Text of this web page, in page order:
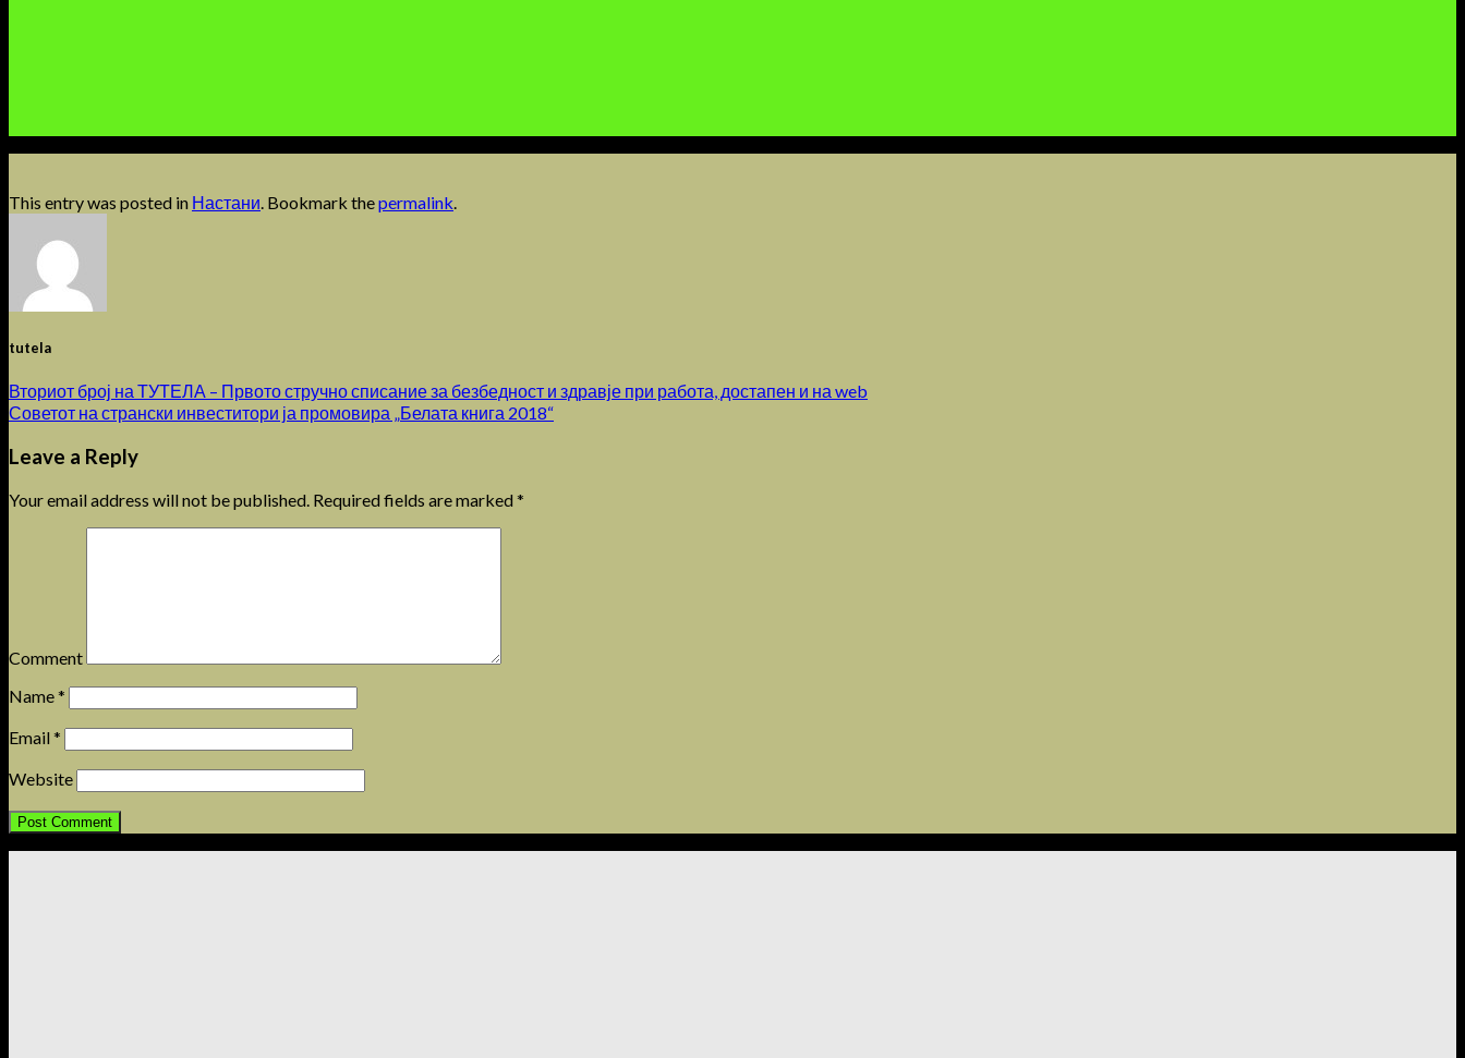
This entry was posted in Настани. Bookmark thepermalink.
tutela
Вториот број на ТУТЕЛА – Првото стручно списание за безбедност и здравје при работа, достапен и на web
Советот на странски инвеститори ја промовира „Белата книга 2018“
Leave a Reply
Your email address will not be published. Required fields are marked*
Comment
Name*
Email*
Website